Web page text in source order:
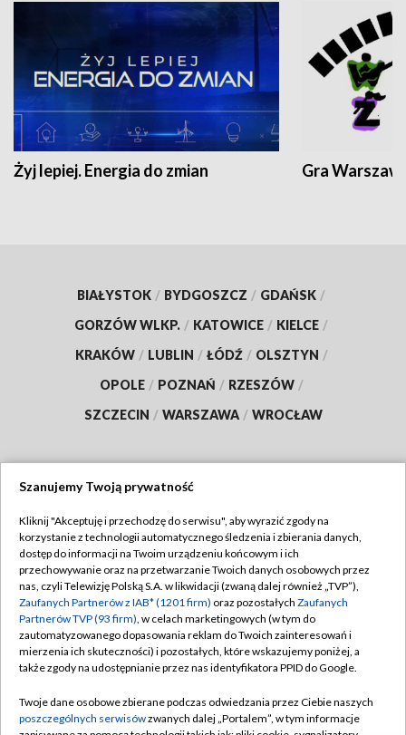
Żyj lepiej. Energia do zmian Gra
BIAŁYSTOK / BYDGOSZCZ / GDAŃSK /
GORZÓW WLKP. / KATOWICE / KIELCE /
KRAKÓW / LUBLIN / ŁÓDŹ / OLSZTYN /
OPOLE / POZNAŃ / RZESZÓW /
SZCZECIN / WARSZAWA / WROCŁAW
TVP
Abonament TVP
Emisja w TVP
Centrum informacji TVP
Naziemna Telewizja Cyfrowa
Rada Programowa
Regulamin TVP
Polityka prywatności
Moje zgody
Pomoc
Kontakt
Szanujemy Twoją prywatność
Kliknij "Akceptuję i przechodzę do serwisu", aby wyrazić zgody na
korzystanie z technologii automatycznego śledzenia i zbierania danych,
dostęp do informacji na Twoim urządzeniu końcowym i ich
przechowywanie oraz na przetwarzanie Twoich danych osobowych przez
nas, czyli Telewizję Polską S.A. w likwidacji (zwaną dalej również „TVP”),
Zaufanych Partnerów z IAB* (1201 firm) oraz pozostałych Zaufanych
Partnerów TVP (93 firm), w celach marketingowych (w tym do
zautomatyzowanego dopasowania reklam do Twoich zainteresowań i
mierzenia ich skuteczności) i pozostałych, które wskazujemy poniżej, a
także zgody na udostępnianie przez nas identyfikatora PPID do Google.
Twoje dane osobowe zbierane podczas odwiedzania przez Ciebie naszych
poszczególnych serwisówzwanych dalej „Portalem”, w tym informacje